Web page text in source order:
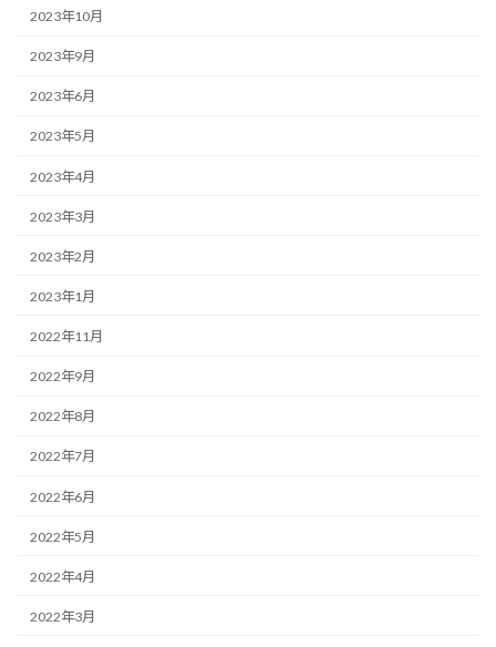
2023年10月
2023年9月
2023年6月
2023年5月
2023年4月
2023年3月
2023年2月
2023年1月
2022年11月
2022年9月
2022年8月
2022年7月
2022年6月
2022年5月
2022年4月
2022年3月